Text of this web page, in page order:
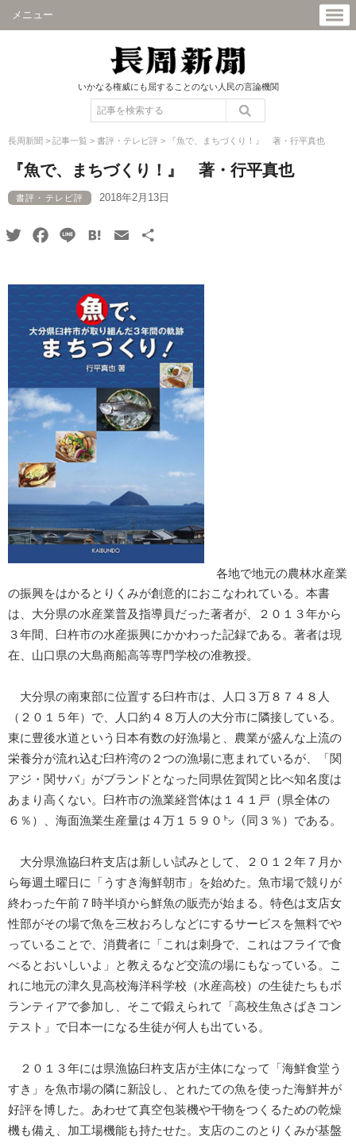
メニュー
いかなる権威にも屈することのない人民の言論機関
長周新聞 > 記事一覧 > 書評・テレビ評 > 『魚で、まちづくり！』 著・行平真也
『魚で、まちづくり！』 著・行平真也
書評・テレビ評 2018年2月13日
TwitterFacebook
Line HatenaEmail
各地で地元の農林水産業
の振興をはかるとりくみが創意的におこなわれている。本書
は、大分県の水産業普及指導員だった著者が、２０１３年から
３年間、臼杵市の水産振興にかかわった記録である。著者は現
在、山口県の大島商船高等専門学校の准教授。
大分県の南東部に位置する臼杵市は、人口３万８７４８人
（２０１５年）で、人口約４８万人の大分市に隣接している。
東に豊後水道という日本有数の好漁場と、農業が盛んな上流の
栄養分が流れ込む臼杵湾の２つの漁場に恵まれているが、「関
アジ・関サバ」がブランドとなった同県佐賀関と比べ知名度は
あまり高くない。臼杵市の漁業経営体は１４１戸（県全体の
６％）、海面漁業生産量は４万１５９０㌧（同３％）である。
大分県漁協臼杵支店は新しい試みとして、２０１２年７月か
ら毎週土曜日に「うすき海鮮朝市」を始めた。魚市場で競りが
終わった午前７時半頃から鮮魚の販売が始まる。特色は支店女
性部がその場で魚を三枚おろしなどにするサービスを無料でや
っていることで、消費者に「これは刺身で、これはフライで食
べるとおいしいよ」と教えるなど交流の場にもなっている。こ
れに地元の津久見高校海洋科学校（水産高校）の生徒たちもボ
ランティアで参加し、そこで鍛えられて「高校生魚さばきコン
テスト」で日本一になる生徒が何人も出ている。
２０１３年には県漁協臼杵支店が主体になって「海鮮食堂う
すき」を魚市場の隣に新設し、とれたての魚を使った海鮮丼が
好評を博した。あわせて真空包装機や干物をつくるための乾燥
機も備え、加工場機能も持たせた。支店のこのとりくみが基盤